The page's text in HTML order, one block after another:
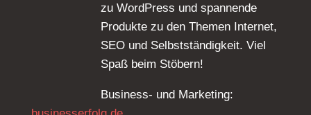
zu WordPress und spannende
Produkte zu den Themen Internet,
SEO und Selbstständigkeit. Viel
Spaß beim Stöbern!
Business- und Marketing: